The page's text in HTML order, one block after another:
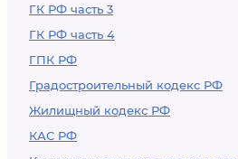
ГК РФ часть 3
ГК РФ часть 4
ГПК РФ
Градостроительный кодекс РФ
Жилищный кодекс РФ
КАС РФ